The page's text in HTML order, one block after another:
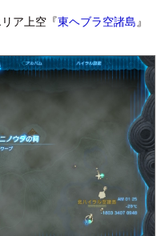
リア上空『東ヘブラ空諸島 』